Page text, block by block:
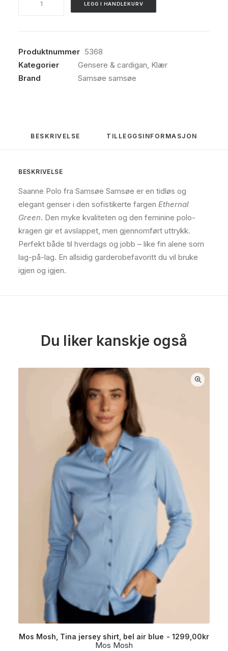
Ethernal
green
antall
LEGG I HANDLEKURV
Produktnummer 5368
Kategorier
Gensere & cardigan, Klær
Brand
Samsøe samsøe
BESKRIVELSE TILLEGGSINFORMASJON
BESKRIVELSE
Saanne Polo fra Samsøe Samsøe er en tidløs og
elegant genser i den sofistikerte fargen Ethernal
Green. Den myke kvaliteten og den feminine polo-
kragen gir et avslappet, men gjennomført uttrykk.
Perfekt både til hverdags og jobb – like fin alene som
lag-på-lag. En allsidig garderobefavoritt du vil bruke
igjen og igjen.
Du liker kanskje også
Mos Mosh, Tina jersey shirt, bel air blue 1299,00kr
Mos Mosh